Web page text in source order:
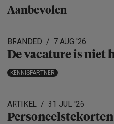
Aanbevolen
BRANDED 7 AUG '26
De vacature is niet
KENNISPARTNER
ARTIKEL 31 JUL '26
Personeels­te­korten